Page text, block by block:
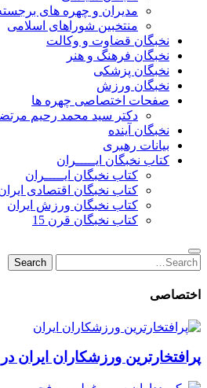
مدیران و چهره های
منتخبین شوراهای اسلامی
نخبگان قضاوت و وکالت
نخبگان فرهنگ و هنر
نخبگان پزشکی
نخبگان ورزش
صفحات اختصاصی چهره ها
دکتر سید محمد رحیم
نخبگان آینده
بیانات رهبری
کتاب نخبگان ایـــــران
کتاب نخبگان ایـــــران
کتاب نخبگان اقتصادی
کتاب نخبگان ورزش ایران
کتاب نخبگان قرن 15
Search
for:
Search
اختصاصی
پرافتخارترین ورزشکاران ایران